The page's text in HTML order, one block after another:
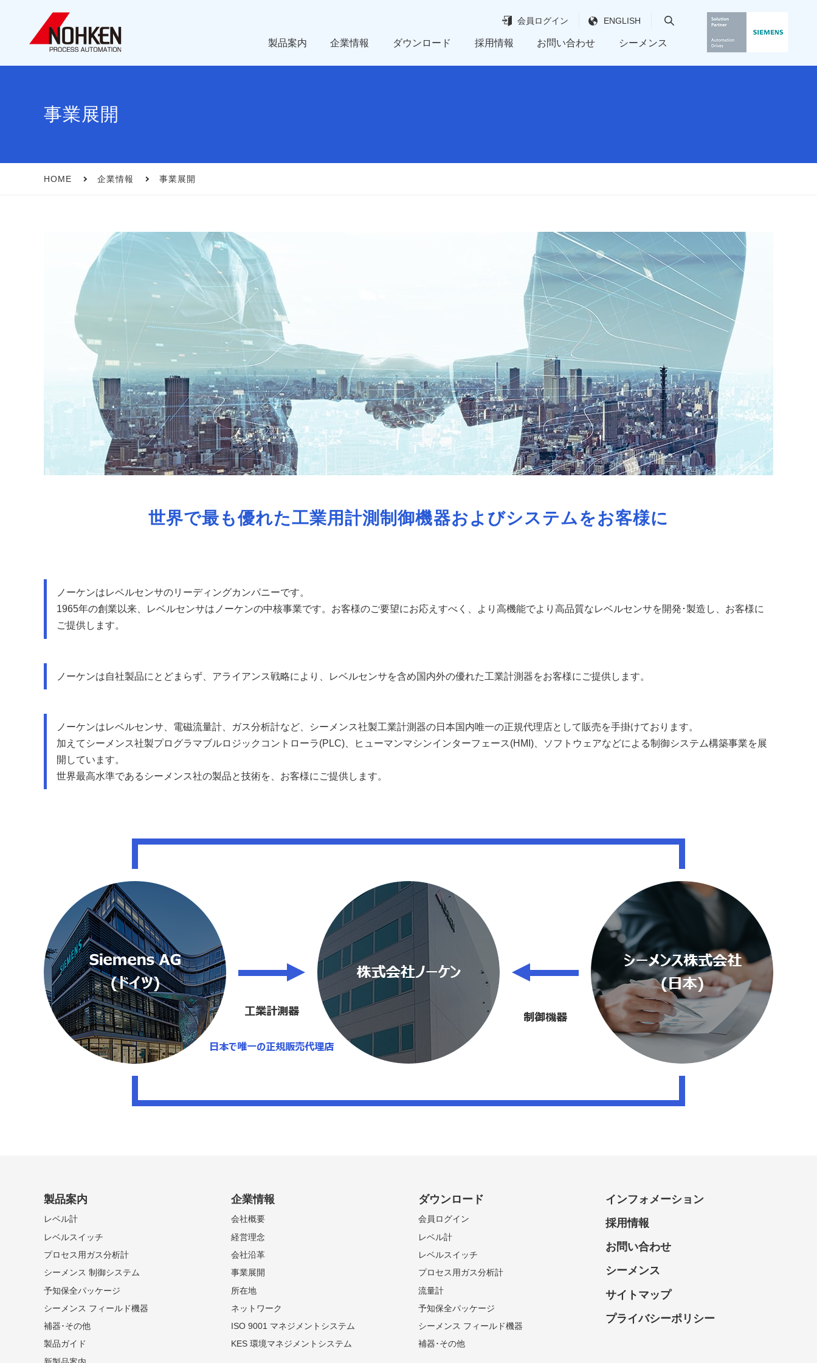
会員ログイン ENGLISH
製品案内
レベル計
補器･その他
企業情報
会社概要
ISO 9001 マネジメントシステム
ダウンロード 採用情報 お問い合わせ シーメンス
事業展開
HOME 企業情報 事業展開
世界で最も優れた工業用計測制御機器およびシステムをお客様に
ノーケンはレベルセンサのリーディングカンパニーです。
1965年の創業以来、レベルセンサはノーケンの中核事業です。お客様のご要望にお応えすべく、より高機能でより高品質なレベルセンサを開発･製造し、お客様に
ご提供します。
ノーケンは自社製品にとどまらず、アライアンス戦略により、レベルセンサを含め国内外の優れた工業計測器をお客様にご提供します。
ノーケンはレベルセンサ、電磁流量計、ガス分析計など、シーメンス社製工業計測器の日本国内唯一の正規代理店として販売を手掛けております。
加えてシーメンス社製プログラマブルロジックコントローラ(PLC)、ヒューマンマシンインターフェース(HMI)、ソフトウェアなどによる制御システム構築事業を展
開しています。
世界最高水準であるシーメンス社の製品と技術を、お客様にご提供します。
製品案内
レベル計
レベルスイッチ
プロセス用ガス分析計
シーメンス 制御システム
予知保全パッケージ
シーメンス フィールド機器
補器･その他
製品ガイド
企業情報
会社概要
経営理念
会社沿革
事業展開
所在地
ネットワーク
ISO 9001 マネジメントシステム
KES 環境マネジメントシステム
ダウンロード
会員ログイン
レベル計
レベルスイッチ
プロセス用ガス分析計
流量計
予知保全パッケージ
シーメンス フィールド機器
補器･その他
インフォメーション
採用情報
お問い合わせ
シーメンス
サイトマップ
プライバシーポリシー